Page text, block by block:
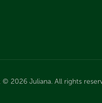
2026 Juliana. All rights